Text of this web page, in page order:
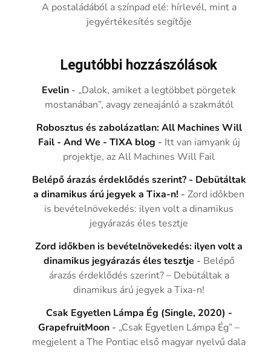
A postaládából a színpad elé: hírlevél, mint a
jegyértékesítés segítője
Legutóbbi hozzászólások
Evelin - „Dalok, amiket a legtöbbet pörgetek
mostanában”, avagy zeneajánló a szakmától
Robosztus és zabolázatlan: All Machines Will
Fail - And We - TIXA blog - Itt van iamyank új
projektje, az All Machines Will Fail
Belépő árazás érdeklődés szerint? - Debütáltak
a dinamikus árú jegyek a Tixa-n! -Zord időkben
is bevételnövekedés: ilyen volt a dinamikus
jegyárazás éles tesztje
Zord időkben is bevételnövekedés: ilyen volt a
dinamikus jegyárazás éles tesztje - Belépő
árazás érdeklődés szerint? – Debütáltak a
dinamikus árú jegyek a Tixa-n!
Csak Egyetlen Lámpa Ég (Single, 2020) -
GrapefruitMoon - „Csak Egyetlen Lámpa Ég” –
megjelent a The Pontiac első magyar nyelvű dala